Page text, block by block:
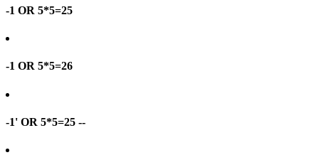
-1 OR 5*5=25
-1 OR 5*5=26
-1' OR 5*5=25 --